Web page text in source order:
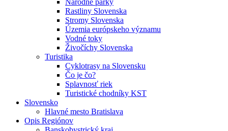
Rastliny Slovenska
Stromy Slovenska
Územia európskeho významu
Vodné toky
Živočíchy Slovenska
Turistika
Cyklotrasy na Slovensku
Čo je čo?
Splavnosť riek
Turistické chodníky KST
Slovensko
Hlavné mesto Bratislava
Opis Regiónov